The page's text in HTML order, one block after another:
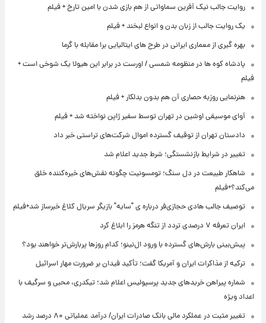
روایت جالب نیک آفرین سماواتی از هم بازی شدن با امین تارخ + فیلم
یک روایت جالب از زبان بدن و انواع لبخند + فیلم
بهره گیری از معماری ایرانی در طرح های ایتالیایی برا مقابله با گرما
پادشاه کوه ها در منظومه شمسی / اورست در برابر این هیولا یک شوخی است +
فیلم
هنرنمایی روزبه حصاری آن هم بدون بدلکار + فیلم
آوای موسیقی اوشین در تهران توسط سفیر ژاپن نواخته شد + فیلم
دادستان تهران از توقیف گسترده اموال شرکت‌های تراستی خبر داد
تغییر در شرایط بازنشستگی؛ شرط جدید اعلام شد
شاهکار طبیعت در دل سنگ؛ تومسونیت چگونه نقش‌های خیره‌کننده خلق
می‌کند؟+فیلم
توصیف جالب هادی حجازی‌فر درباره ی "سایه" بازیگر سریال کلاغ خبرساز شد+فیلم
ایران تعرفه ۷ درصدی تردد از تنگه هرمز را ابلاغ کرد
پیش‌بینی بارش‌های گسترده با ورود ال‌نینو؛ کدام روزها پربارش‌تر خواهند بود؟
ترکیه از مذاکرات ایران و آمریکا گفت؛ تأکید فیدان بر ضرورت مهار اسرائیل
شماره پیراهن خریدهای جدید پرسپولیس اعلام شد؛ تیکدری، محبی و سرگیف با
اعداد ویژه
تغییر مثبت در عملکرد مالی بانک صادرات ایران/ درآمد عملیاتی ۸۰ درصد رشد